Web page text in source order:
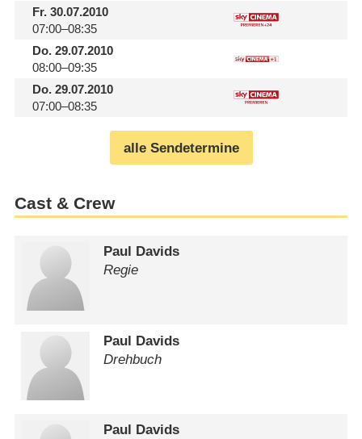
Fr.30.07.2010
07:00–08:35
Do.29.07.2010
08:00–09:35
Do.29.07.2010
07:00–08:35
alle Sendetermine
Cast & Crew
Paul Davids
Regie
Paul Davids
Drehbuch
Paul Davids